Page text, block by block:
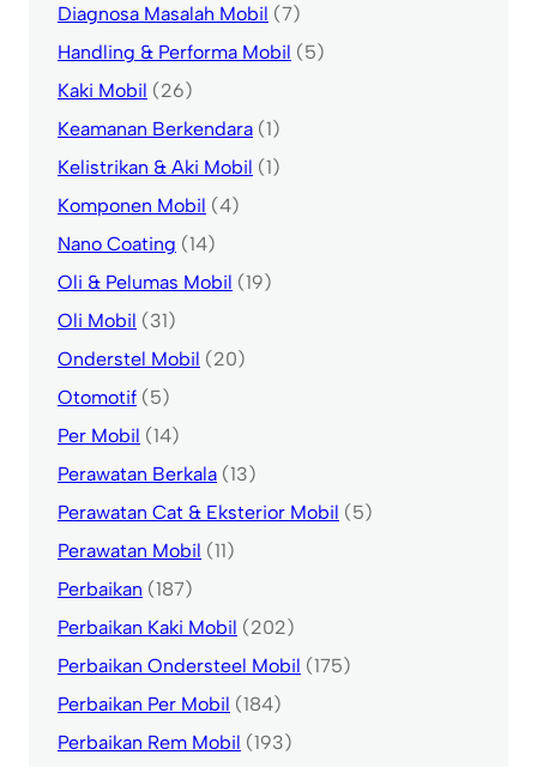
Diagnosa Masalah Mobil (7)
Handling & Performa Mobil (5)
Kaki Mobil (26)
Keamanan Berkendara (1)
Kelistrikan & Aki Mobil (1)
Komponen Mobil (4)
Nano Coating (14)
Oli & Pelumas Mobil (19)
Oli Mobil (31)
Onderstel Mobil (20)
Otomotif (5)
Per Mobil (14)
Perawatan Berkala (13)
Perawatan Cat & Eksterior Mobil (5)
Perawatan Mobil (11)
Perbaikan (187)
Perbaikan Kaki Mobil (202)
Perbaikan Ondersteel Mobil (175)
Perbaikan Per Mobil (184)
Perbaikan Rem Mobil (193)